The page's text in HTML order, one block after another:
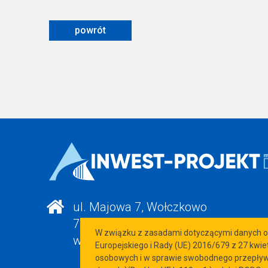
powrót
ul. Majowa 7, Wołczkowo
72-003 DOBRA
woj. zachodniopomorskie
W związku z zasadami dotyczącymi danych
Europejskiego i Rady (UE) 2016/679 z 27
osobowych i w sprawie swobodnego